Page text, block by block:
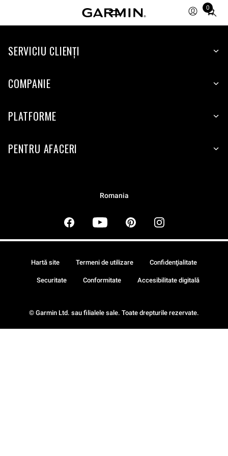
0
Total
items
cart:
SERVICIU CLIENŢI
COMPANIE
PLATFORME
PENTRU AFACERI
Romania
© Garmin Ltd. sau filialele sale. Toate drepturile rezervate.
Hartă site Termeni de utilizare Confidenţialitate
Securitate Conformitate Accesibilitate digitală